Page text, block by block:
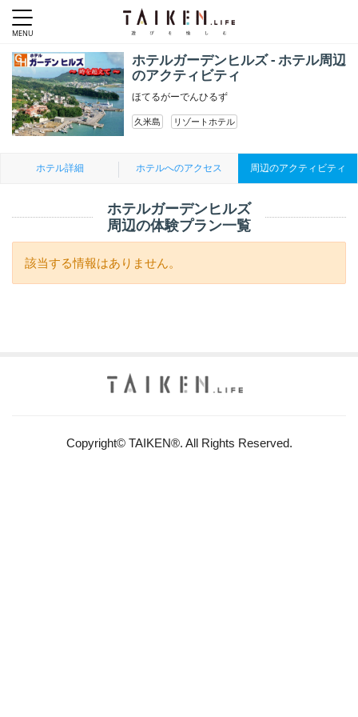
ホテルガーデンヒルズ - ホテル周辺
のアクティビティ
ほてるがーでんひるず
久米島 リゾートホテル
ホテル詳細 ホテルへのアクセス 周辺のアクティビティ
ホテルガーデンヒルズ
周辺の体験プラン一覧
該当する情報はありません。
Copyright© TAIKEN®. All Rights Reserved.